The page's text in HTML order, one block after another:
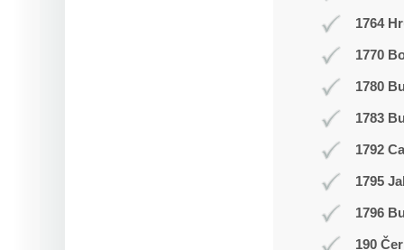
1764
1770
1780
1783
1792
1795
1796
190